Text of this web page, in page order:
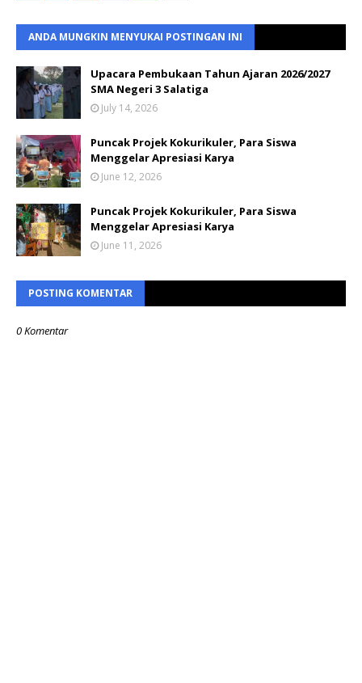
ANDA MUNGKIN MENYUKAI POSTINGAN INI
Upacara Pembukaan Tahun Ajaran 2026/2027
SMA Negeri 3 Salatiga
July 14, 2026
Puncak Projek Kokurikuler, Para Siswa
Menggelar Apresiasi Karya
June 12, 2026
Puncak Projek Kokurikuler, Para Siswa
Menggelar Apresiasi Karya
June 11, 2026
POSTING KOMENTAR
0 Komentar